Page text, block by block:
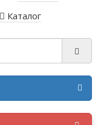
Каталог